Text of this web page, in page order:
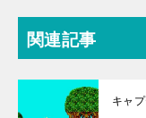
関連記事
キャ